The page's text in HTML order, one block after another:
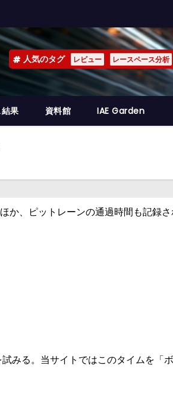
人気のタグ レビュー レースペース分析
果 資料館 IAE Garden
、ピットレーンの通過時間も記録さ
試みる。当サイトではこのタイムを「